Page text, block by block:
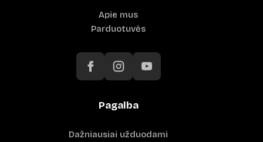
Apie mus
Parduotuvės
Pagalba
Dažniausiai užduodami